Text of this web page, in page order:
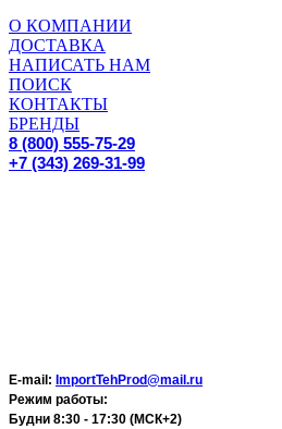
О КОМПАНИИ
ДОСТАВКА
НАПИСАТЬ НАМ
ПОИСК
КОНТАКТЫ
БРЕНДЫ
8 (800) 555-75-29
+7 (343) 269-31-99
E-mail: ImportTehProd@mail.ru
Режим работы:
Будни 8:30 - 17:30 (МСК+2)